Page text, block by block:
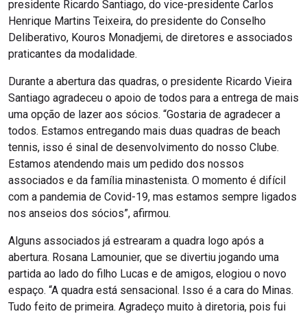
presidente Ricardo Santiago, do vice-presidente Carlos
Henrique Martins Teixeira, do presidente do Conselho
Deliberativo, Kouros Monadjemi, de diretores e associados
praticantes da modalidade.
Durante a abertura das quadras, o presidente Ricardo Vieira
Santiago agradeceu o apoio de todos para a entrega de mais
uma opção de lazer aos sócios. “Gostaria de agradecer a
todos. Estamos entregando mais duas quadras de beach
tennis, isso é sinal de desenvolvimento do nosso Clube.
Estamos atendendo mais um pedido dos nossos
associados e da família minastenista. O momento é difícil
com a pandemia de Covid-19, mas estamos sempre ligados
nos anseios dos sócios”, afirmou.
Alguns associados já estrearam a quadra logo após a
abertura. Rosana Lamounier, que se divertiu jogando uma
partida ao lado do filho Lucas e de amigos, elogiou o novo
espaço. “A quadra está sensacional. Isso é a cara do Minas.
Tudo feito de primeira. Agradeço muito à diretoria, pois fui